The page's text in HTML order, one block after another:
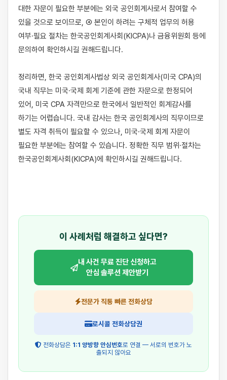
대한 자문이 필요한 부분에는 외국 공인회계사로서 참여할 수
있을 것으로 보이므로, ④ 본인이 하려는 구체적 업무의 허용
여부·필요 절차는 한국공인회계사회(KICPA)나 금융위원회 등에
문의하여 확인하시길 권해드립니다.
정리하면, 한국 공인회계사법상 외국 공인회계사(미국 CPA)의
국내 직무는 미국·국제 회계 기준에 관한 자문으로 한정되어
있어, 미국 CPA 자격만으로 한국에서 일반적인 회계감사를
하기는 어렵습니다. 국내 감사는 한국 공인회계사의 직무이므로
별도 자격 취득이 필요할 수 있으나, 미국·국제 회계 자문이
필요한 부분에는 참여할 수 있습니다. 정확한 직무 범위·절차는
한국공인회계사회(KICPA)에 확인하시길 권해드립니다.
이 사례처럼 해결하고 싶다면?
내 사건 무료 진단 신청하고
안심 솔루션 제안받기
전문가 직통 빠른 전화상담
로시콜 전화상담권
전화상담은 1:1 양방향 안심번호로 연결 — 서로의 번호가 노
출되지 않아요